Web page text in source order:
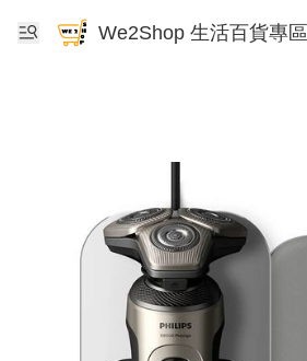
We2Shop 生活百貨專區